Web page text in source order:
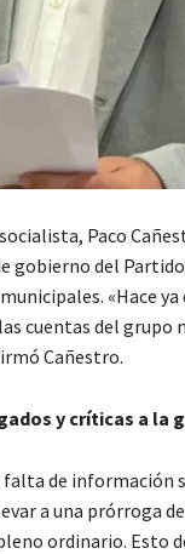
Paco
gobierno del
«Hace
cuentas del grupo
Cañestro.
y críticas a la
de información
a una prórroga
ordinario. Esto